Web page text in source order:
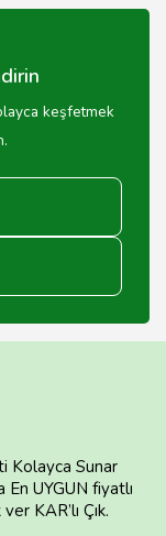
keşfetmek
Kolayca Sunar
UYGUN fiyatlı
KAR’lı Çık.